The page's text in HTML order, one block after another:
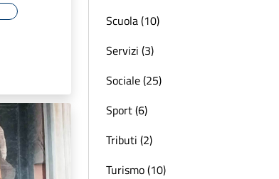
Scuola (10)
Servizi (3)
Sociale (25)
Sport (6)
Tributi (2)
Turismo (10)